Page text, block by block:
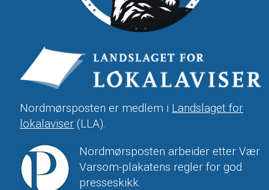
Nordmørsposten er medlem i Landslaget for
lokalaviser (LLA).
Nordmørsposten arbeider etter Vær
Varsom-plakatens regler for god
presseskikk.